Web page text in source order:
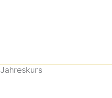
Jahreskurs